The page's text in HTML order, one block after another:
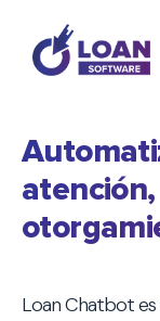
Loan Chatbot es